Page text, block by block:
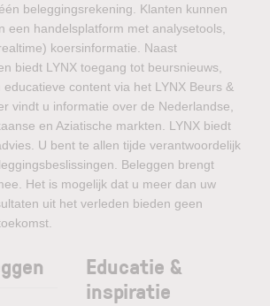
beleggingsrekening. Klanten kunnen
een handelsplatform met analysetools,
koersinformatie. Naast
biedt LYNX toegang tot beursnieuws,
content via het LYNX Beurs &
vindt u informatie over de Nederlandse,
en Aziatische markten. LYNX biedt
U bent te allen tijde verantwoordelijk
Beleggen brengt
Het is mogelijk dat u meer dan uw
uit het verleden bieden geen
Educatie &
inspiratie